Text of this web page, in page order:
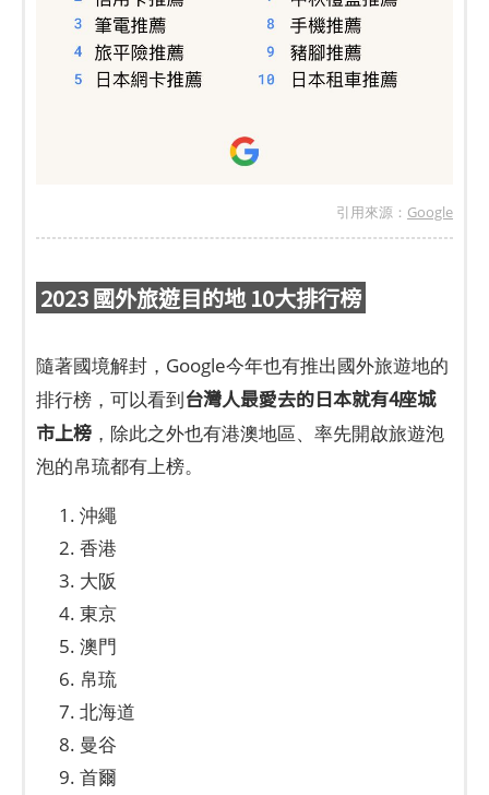
引用來源： Google
2023 國外旅遊目的地 10大排行榜
隨著國境解封，Google今年也有推出國外旅遊地的
排行榜，可以看到台灣人最愛去的日本就有4座城
市上榜 ，除此之外也有港澳地區、率先開啟旅遊泡
泡的帛琉都有上榜。
沖繩
香港
大阪
東京
澳門
帛琉
北海道
曼谷
首爾